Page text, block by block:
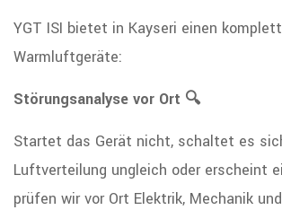
YGT ISI bietet in Kayseri einen
Warmluftgeräte:
Störungsanalyse vor Ort 🔍
Startet das Gerät nicht, schaltet es
Luftverteilung ungleich oder erscheint
prüfen wir vor Ort Elektrik, Mechanik